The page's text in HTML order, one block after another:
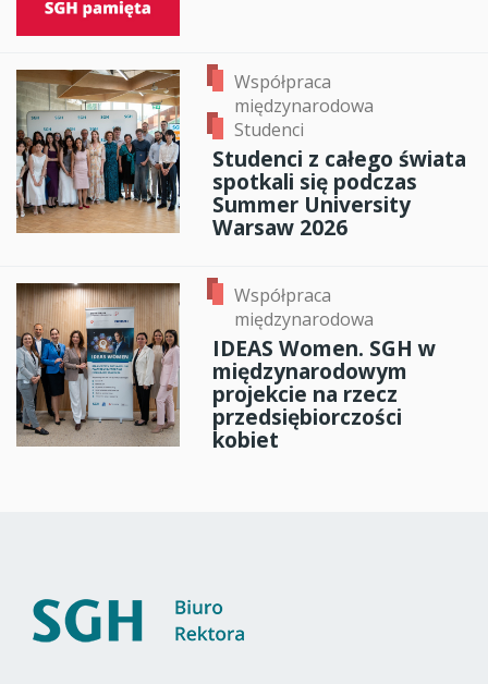
Współpraca
międzynarodowa
Studenci
Studenci z całego świata
spotkali się podczas
Summer University
Warsaw 2026
Współpraca
międzynarodowa
IDEAS Women. SGH w
międzynarodowym
projekcie na rzecz
przedsiębiorczości
kobiet